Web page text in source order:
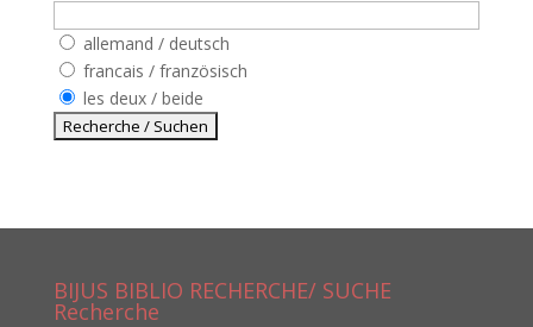
allemand / deutsch
francais / französisch
les deux / beide
BIJUS BIBLIO RECHERCHE/ SUCHE
Recherche